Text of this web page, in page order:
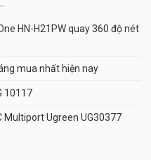
HN-H21PW quay 360 độ nét
mua nhất hiện nay
10117
Multiport Ugreen UG30377